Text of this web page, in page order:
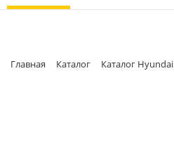
Главная Каталог Каталог Hyundai